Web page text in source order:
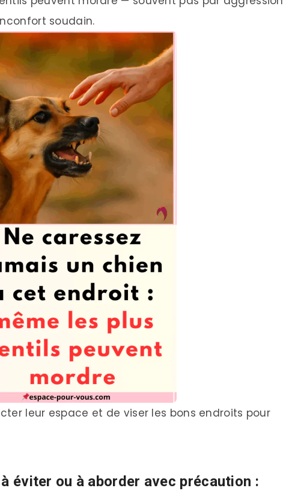
soudain.
leur espace et de viser les bons endroits pour
éviter ou à aborder avec précaution :